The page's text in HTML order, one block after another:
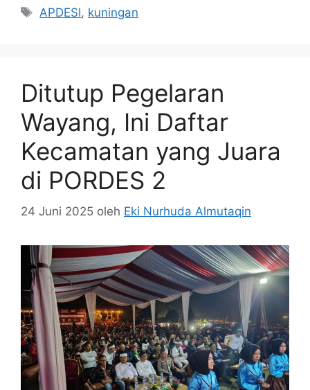
Tag
APDESI, kuningan
Ditutup Pegelaran
Wayang, Ini Daftar
Kecamatan yang Juara
di PORDES 2
24 Juni 2025 oleh Eki Nurhuda Almutaqin